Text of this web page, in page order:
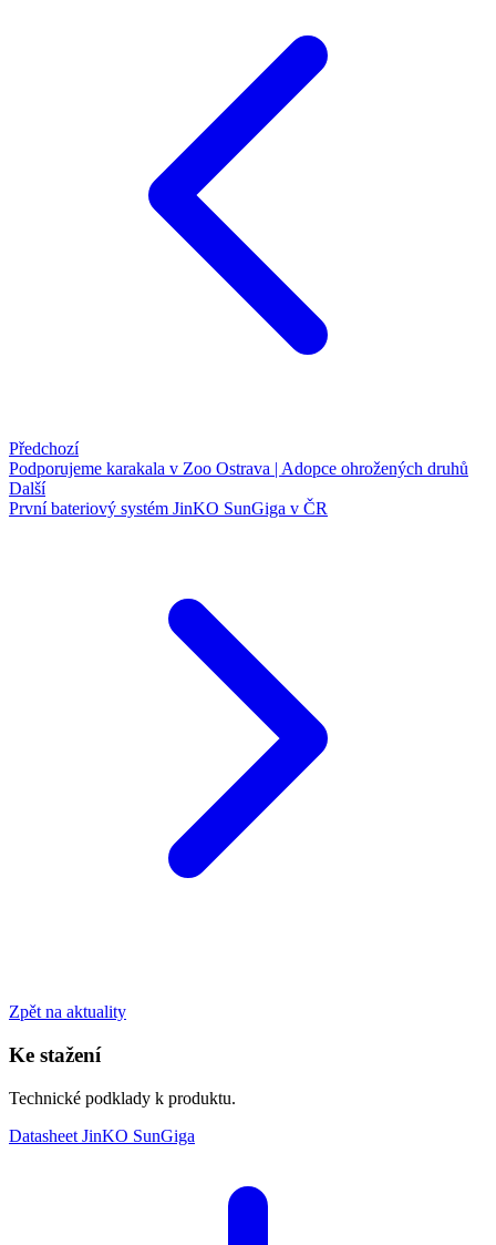
Předchozí
Podporujeme karakala v Zoo Ostrava | Adopce ohrožených druhů
Další
První bateriový systém JinKO SunGiga v ČR
Zpět na aktuality
Ke stažení
Technické podklady k produktu.
Datasheet JinKO SunGiga